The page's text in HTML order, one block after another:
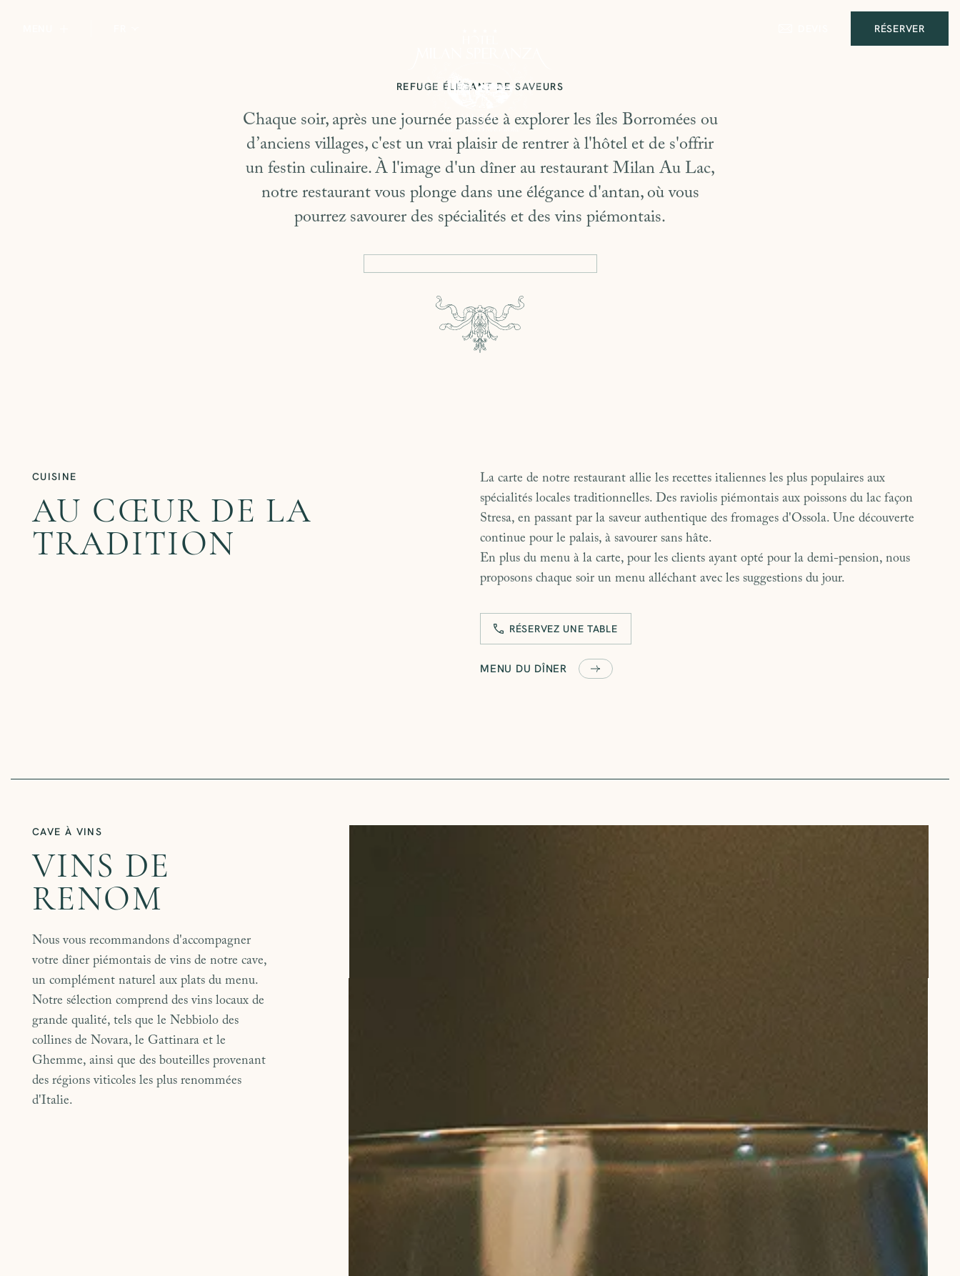
RÉSERVER
REFUGE ÉLÉGANT DE SAVEURS
Chaque soir, après une journée passée à explorer les îles Borromées ou
d’anciens villages, c'est un vrai plaisir de rentrer à l'hôtel et de s'offrir
un festin culinaire. À l'image d'un dîner au restaurant Milan Au Lac,
notre restaurant vous plonge dans une élégance d'antan, où vous
pourrez savourer des spécialités et des vins piémontais.
CUISINE
AU CŒUR DE LA
TRADITION
La carte de notre restaurant allie les recettes italiennes les plus populaires aux
spécialités locales traditionnelles. Des raviolis piémontais aux poissons du lac façon
Stresa, en passant par la saveur authentique des fromages d'Ossola. Une découverte
continue pour le palais, à savourer sans hâte.
En plus du menu à la carte, pour les clients ayant opté pour la demi-pension, nous
proposons chaque soir un menu alléchant avec les suggestions du jour.
RÉSERVEZ UNE TABLE
MENU DU DÎNER
CAVE À VINS
VINS DE
RENOM
Nous vous recommandons d'accompagner
votre dîner piémontais de vins de notre cave,
un complément naturel aux plats du menu.
Notre sélection comprend des vins locaux de
grande qualité, tels que le Nebbiolo des
collines de Novara, le Gattinara et le
Ghemme, ainsi que des bouteilles provenant
des régions viticoles les plus renommées
d'Italie.